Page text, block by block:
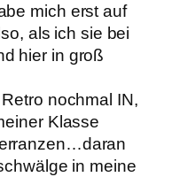
mich erst auf
als ich sie bei
hier in groß
nochmal IN,
Klasse
in meine